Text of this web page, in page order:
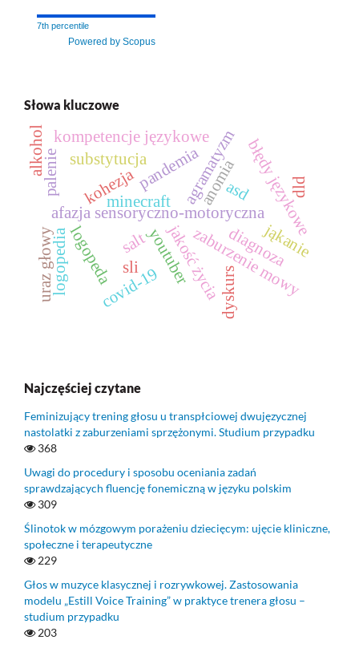
7th percentile
Powered by Scopus
Słowa kluczowe
afazja sensoryczno‑motoryczna
zaburzenie mowy
jakość życia
anomia
agramatyzm
youtuber
minecraft
kompetencje językowe błędy językowe
covid-19
pandemia
logopeda
dyskurs
kohezja
salt
substytucja
logopedia diagnoza
asd
sli
dld
jąkanie
uraz głowy
palenie
alkohol
Najczęściej czytane
Feminizujący trening głosu u transpłciowej dwujęzycznej
nastolatki z zaburzeniami sprzężonymi. Studium przypadku
368
Uwagi do procedury i sposobu oceniania zadań
sprawdzających fluencję fonemiczną w języku polskim
309
Ślinotok w mózgowym porażeniu dziecięcym: ujęcie kliniczne,
społeczne i terapeutyczne
229
Głos w muzyce klasycznej i rozrywkowej. Zastosowania
modelu „Estill Voice Training” w praktyce trenera głosu –
studium przypadku
203